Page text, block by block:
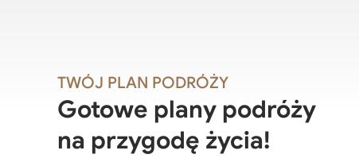
TWÓJ PLAN PODRÓŻY
Gotowe plany podróży
na przygodę życia!